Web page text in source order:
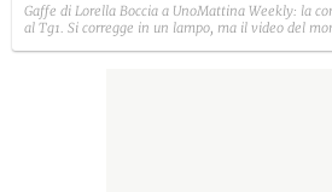
Gaffe di Lorella Boccia a UnoMattina Weekly: la
al Tg1. Si corregge in un lampo, ma il video del